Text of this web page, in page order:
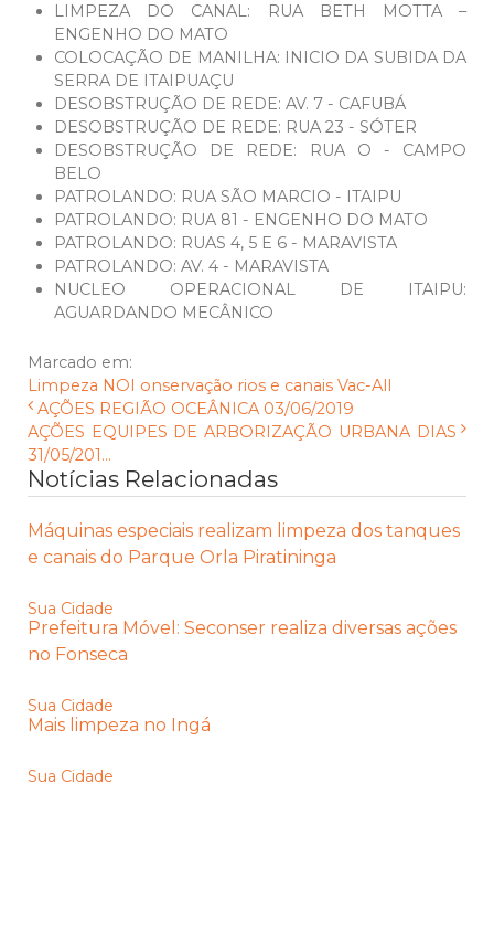
LIMPEZA DO CANAL: RUA BETH MOTTA –
ENGENHO DO MATO
COLOCAÇÃO DE MANILHA: INICIO DA SUBIDA DA
SERRA DE ITAIPUAÇU
DESOBSTRUÇÃO DE REDE: AV. 7 - CAFUBÁ
DESOBSTRUÇÃO DE REDE: RUA 23 - SÓTER
DESOBSTRUÇÃO DE REDE: RUA O - CAMPO
BELO
PATROLANDO: RUA SÃO MARCIO - ITAIPU
PATROLANDO: RUA 81 - ENGENHO DO MATO
PATROLANDO: RUAS 4, 5 E 6 - MARAVISTA
PATROLANDO: AV. 4 - MARAVISTA
NUCLEO OPERACIONAL DE ITAIPU:
AGUARDANDO MECÂNICO
Marcado em:
Limpeza NOI onservação rios e canais Vac-All
AÇÕES REGIÃO OCEÂNICA 03/06/2019
AÇÕES EQUIPES DE ARBORIZAÇÃO URBANA DIAS
31/05/201...
Notícias Relacionadas
Máquinas especiais realizam limpeza dos tanques
e canais do Parque Orla Piratininga
Sua Cidade
Prefeitura Móvel: Seconser realiza diversas ações
no Fonseca
Sua Cidade
Mais limpeza no Ingá
Sua Cidade